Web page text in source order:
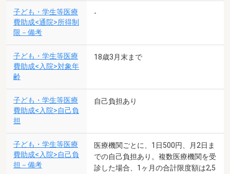
子ども・学生等医療
費助成<通院>所得制
限－備考
-
子ども・学生等医療
費助成<入院>対象年
齢
18歳3月末まで
子ども・学生等医療
費助成<入院>自己負
担
自己負担あり
子ども・学生等医療
費助成<入院>自己負
担－備考
医療機関ごとに、1日500円、月2日ま
での自己負担あり。複数医療機関を受
診した場合、1ヶ月の合計限度額は2,5